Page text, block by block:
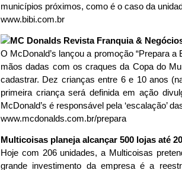
municípios próximos, como é o caso da
www.bibi.com.br
O McDonald’s lançou a promoção “Prepara
mãos dadas com os craques da Copa do
cadastrar. Dez crianças entre 6 e 10 anos
primeira criança será definida em ação
McDonald’s é responsável pela ‘escalação’
www.mcdonalds.com.br/prepara
Multicoisas planeja alcançar 500 lojas até
Hoje com 206 unidades, a Multicoisas
grande investimento da empresa é a